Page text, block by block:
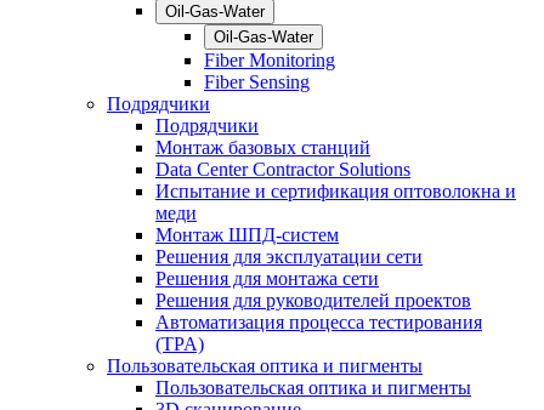
Oil-Gas-Water
Oil-Gas-Water
Fiber Monitoring
Fiber Sensing
Подрядчики
Подрядчики
Монтаж базовых станций
Data Center Contractor Solutions
Испытание и сертификация оптоволокна и
меди
Монтаж ШПД-систем
Решения для эксплуатации сети
Решения для монтажа сети
Решения для руководителей проектов
Автоматизация процесса тестирования
(TPA)
Пользовательская оптика и пигменты
Пользовательская оптика и пигменты